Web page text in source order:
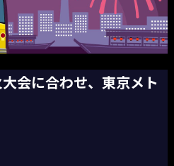
会に合わせ、東京メト